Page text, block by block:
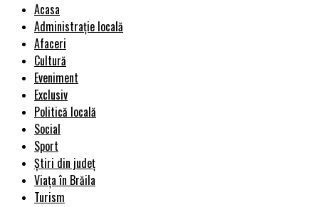
Acasa
Administrație locală
Afaceri
Cultură
Eveniment
Exclusiv
Politică locală
Social
Sport
Știri din județ
Viața în Brăila
Turism